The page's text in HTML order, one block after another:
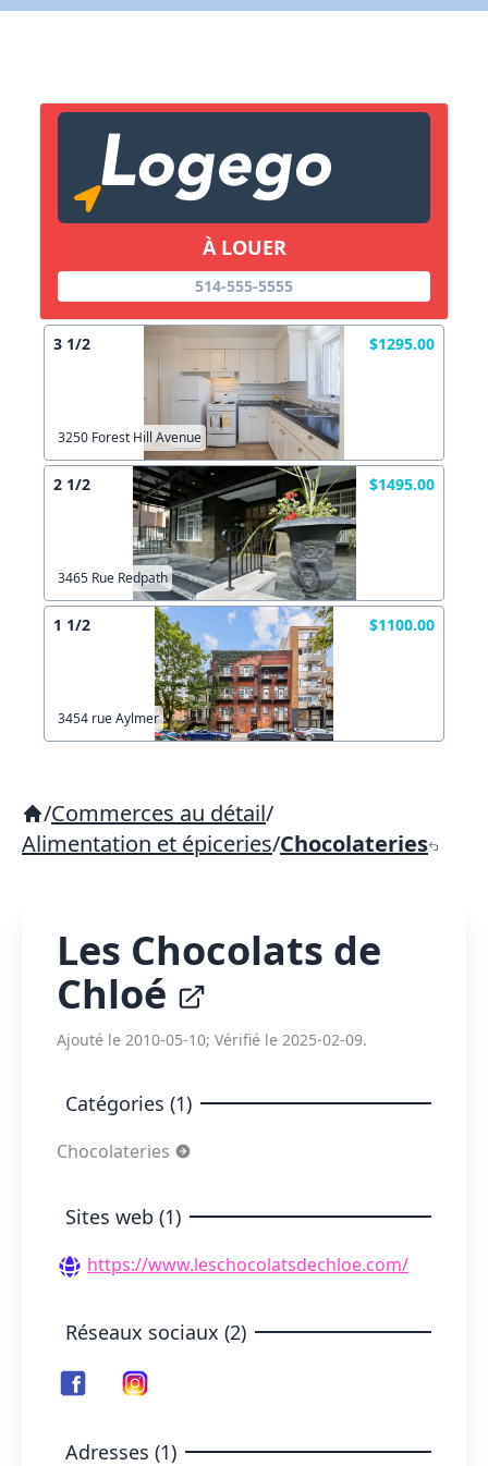
À LOUER
514-555-5555
3 1/2 $1295.00
3250 Forest Hill Avenue
2 1/2 $1495.00
3465 Rue Redpath
1 1/2 $1100.00
3454 rue Aylmer
/Commerces au détail/
Alimentation et épiceries/Chocolateries
Les Chocolats de
Chloé
Ajouté le 2010-05-10; Vérifié le 2025-02-09.
Catégories (1)
Chocolateries
Sites web (1)
https://www.leschocolatsdechloe.com/
Réseaux sociaux (2)
Adresses (1)
Lien vers inscription (sera inclus dans courriel)
Copier lien
X Fermer
X Fermer